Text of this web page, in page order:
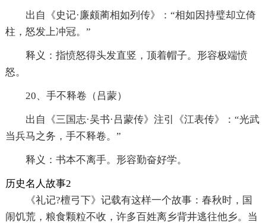
出自《史记·廉颇蔺相如列传》：“相如因持璧却立倚
柱，怒发上冲冠。”
释义：指愤怒得头发直竖，顶着帽子。形容极端愤
怒。
20、手不释卷（吕蒙）
出自《三国志·吴书·吕蒙传》注引《江表传》：“光武
当兵马之务，手不释卷。”
释义：书本不离手。形容勤奋好学。
历史名人故事2
《礼记?檀弓下》记载有这样一个故事：春秋时，国
闹饥荒，粮食颗粒不收，许多百姓离乡背井逃往他乡。当